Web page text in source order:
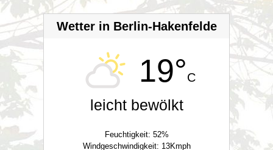
Wetter in Berlin-Hakenfelde
19°C
leicht bewölkt
Feuchtigkeit: 52%
Windgeschwindigkeit: 13Kmph